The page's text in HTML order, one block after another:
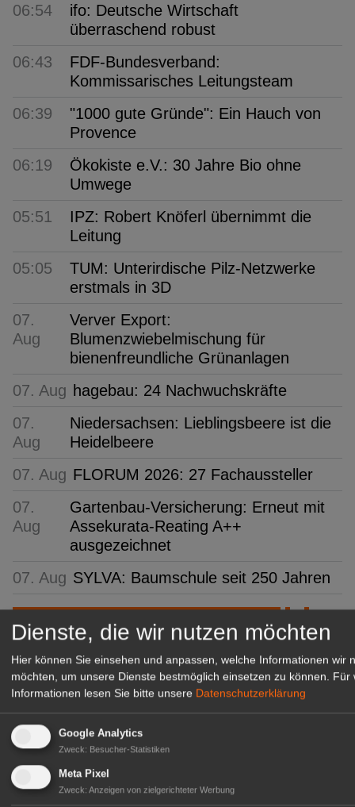
06:54
ifo: Deutsche Wirtschaft
überraschend robust
06:43
FDF-Bundesverband:
Kommissarisches Leitungsteam
06:39
"1000 gute Gründe": Ein Hauch von
Provence
06:19
Ökokiste e.V.: 30 Jahre Bio ohne
Umwege
05:51
IPZ: Robert Knöferl übernimmt die
Leitung
05:05
TUM: Unterirdische Pilz-Netzwerke
erstmals in 3D
07.
Aug
Verver Export:
Blumenzwiebelmischung für
bienenfreundliche Grünanlagen
07. Aug hagebau: 24 Nachwuchskräfte
07.
Aug
Niedersachsen: Lieblingsbeere ist die
Heidelbeere
07. Aug FLORUM 2026: 27 Fachaussteller
07.
Aug
Gartenbau-Versicherung: Erneut mit
Assekurata-Reating A++
ausgezeichnet
07. Aug SYLVA: Baumschule seit 250 Jahren
GABOT Top-Jobs
Dienste, die wir nutzen möchten
Hier können Sie einsehen und anpassen, welche Informationen wir
möchten, um unsere Dienste bestmöglich einsetzen zu können.
Für
Informationen lesen Sie bitte unsere Datenschutzerklärung
Google Analytics
Zweck: Besucher-Statistiken
Meta Pixel
Zweck: Anzeigen von zielgerichteter Werbung